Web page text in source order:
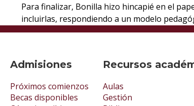
Para finalizar, Bonilla hizo hincapié en el
incluirlas, respondiendo a un modelo
Admisiones
Próximos comienzos
Becas disponibles
Recursos
Aulas
Gestión